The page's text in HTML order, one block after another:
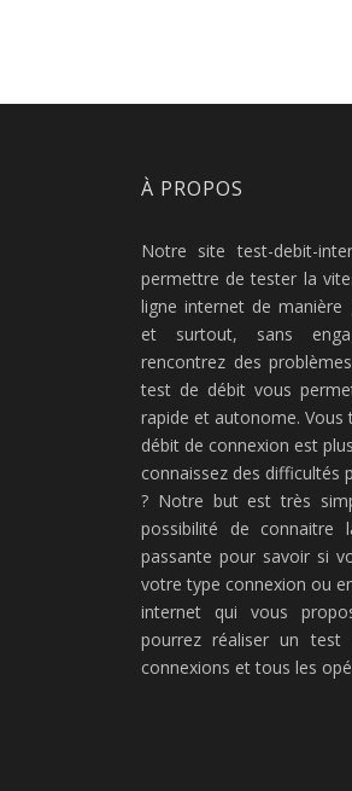
À PROPOS
Notre site test-debit-
permettre de tester la
ligne internet de manière
et surtout, sans
rencontrez des
test de débit vous
rapide et autonome.
débit de connexion est
connaissez des difficultés
? Notre but est très
possibilité de connaitre
passante pour savoir si
votre type connexion ou
internet qui vous
pourrez réaliser un
connexions et tous les